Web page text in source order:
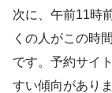
次に、午前11時
くの人がこの時
です。予約サイ
すい傾向がありま